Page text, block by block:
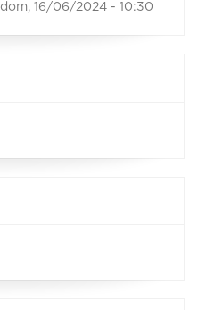
dom, 16/06/2024 - 10:30